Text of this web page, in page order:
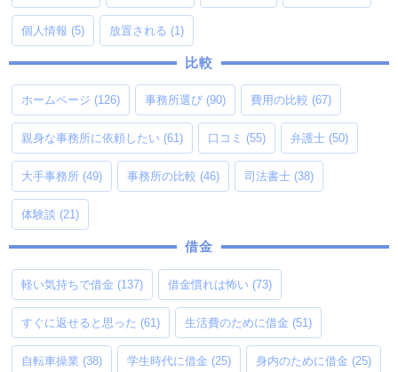
個人情報 (5) 放置される (1)
比較
ホームページ (126) 事務所選び (90) 費用の比較 (67)
親身な事務所に依頼したい (61) 口コミ (55) 弁護士 (50)
大手事務所 (49) 事務所の比較 (46) 司法書士 (38)
体験談 (21)
借金
軽い気持ちで借金 (137) 借金慣れは怖い (73)
すぐに返せると思った (61) 生活費のために借金 (51)
自転車操業 (38) 学生時代に借金 (25) 身内のために借金 (25)